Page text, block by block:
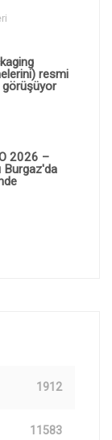
resmi
görüşüyor
2026 –
Burgaz'da
1912
11583